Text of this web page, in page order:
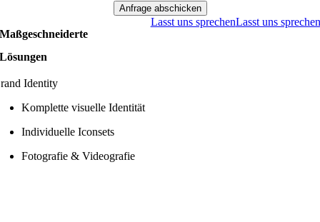
Anfrage abschicken
Lasst uns sprechenLasst uns sprechen
Maßgeschneiderte
Lösungen
Identity
Komplette visuelle Identität
Individuelle Iconsets
Fotografie & Videografie